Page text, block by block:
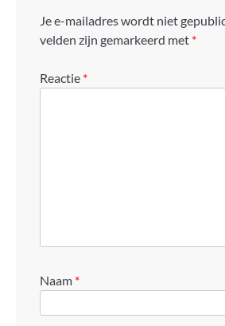
Je e-mailadres wordt niet
velden zijn gemarkeerd met *
Reactie *
Naam *